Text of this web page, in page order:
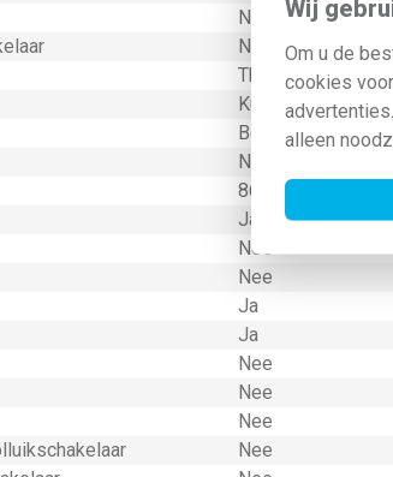
Wij
Om u de
cookies
alleen
Nee
Nee
Thermoplast
Kunststof
Bevestiging met
Nee
868 Megahertz
Ja
Nee
Nee
Ja
Ja
Nee
Nee
Nee
Nee